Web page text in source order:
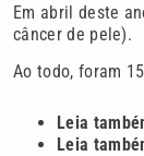
Em abril deste
câncer de pele).
Ao todo, foram
Leia
Leia